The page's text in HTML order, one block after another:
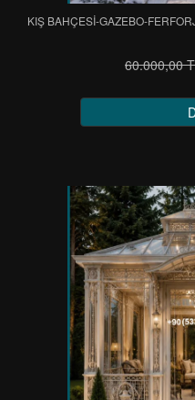
KIŞ BAHÇESİ-GAZEBO-
60.000,00